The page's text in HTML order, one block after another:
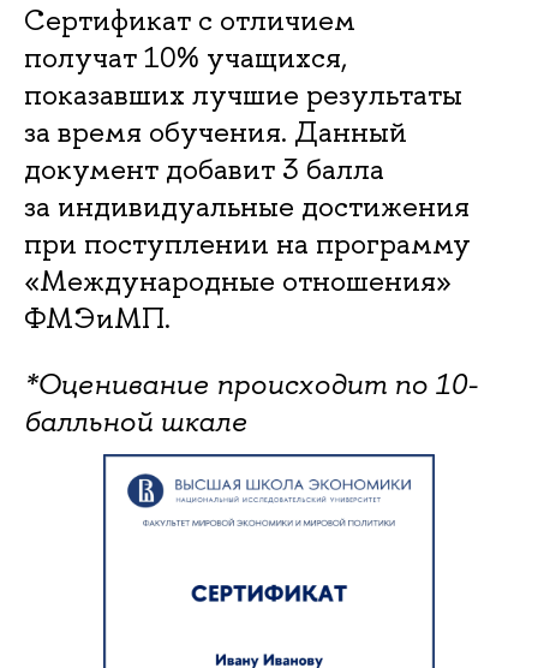
Сертификат с отличием
получат 10% учащихся,
показавших лучшие результаты
за время обучения. Данный
документ добавит 3 балла
за индивидуальные достижения
при поступлении на программу
«Международные отношения»
ФМЭиМП.
*Оценивание происходит по 10-
балльной шкале